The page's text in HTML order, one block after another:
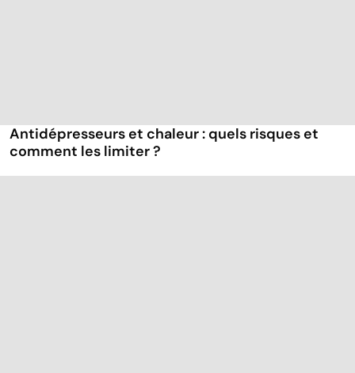
Antidépresseurs et chaleur : quels risques et
comment les limiter ?